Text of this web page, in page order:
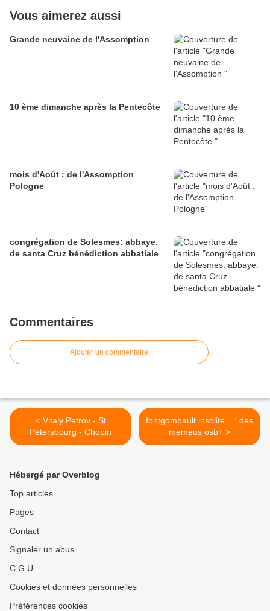
Vous aimerez aussi
Grande neuvaine de l'Assomption
10 ème dimanche après la Pentecôte
mois d'Août : de l'Assomption
Pologne
congrégation de Solesmes: abbaye.
de santa Cruz bénédiction abbatiale
Commentaires
Ajouter un commentaire
< Vitaly Petrov - St
Pétersbourg - Chopin
fontgombault insolite... : des
memeus osb+ >
Hébergé par Overblog
Top articles
Pages
Contact
Signaler un abus
C.G.U.
Cookies et données personnelles
Préférences cookies